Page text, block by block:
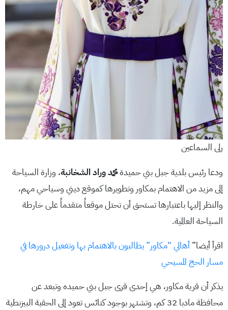
رلى السماعين
ودعا رئيس بلدية جبل بني حميدةمحمد وراد الشخانبة، وزارة السياحة
إلى مزيد من الاهتمام بمكاور وتطويرها كموقع ديني وسياحي مهم،
والنظر إليها باعتبارها تستحق أن تحتل موقعاً متقدماً على خارطة
السياحة العالمية.
اقرأ أيضا” أهالي “مكاور” يطالبون بالاهتمام بها وتفعيل درورها في
مسار الحج المسيحي
يذكر أن قرية مكاور، هي إحدى قرى جبل بني حميده وتبعد عن
محافظة مادبا 32 كم، وتشتهر بوجود كنائس تعود إلى الحقبة البيزنطية